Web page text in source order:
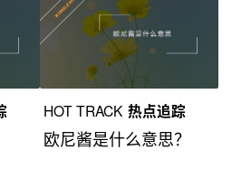
HOT TRACK 热点追踪
欧尼酱是什么意思？